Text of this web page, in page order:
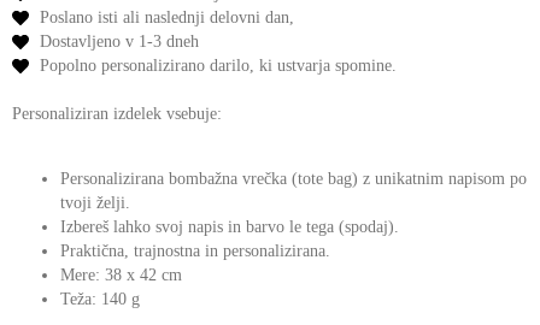
Poslano isti ali naslednji delovni dan,
Dostavljeno v 1-3 dneh
Popolno personalizirano darilo, ki ustvarja spomine.
Personaliziran izdelek vsebuje:
Personalizirana bombažna vrečka (tote bag) z unikatnim napisom po
tvoji želji.
Izbereš lahko svoj napis in barvo le tega (spodaj).
Praktična, trajnostna in personalizirana.
Mere: 38 x 42 cm
Teža: 140 g